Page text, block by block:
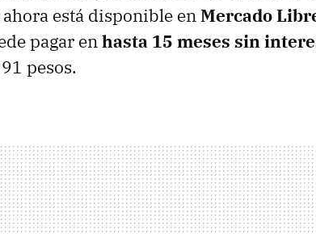
está disponible enMercado
pagar enhasta 15 meses sin
pesos.